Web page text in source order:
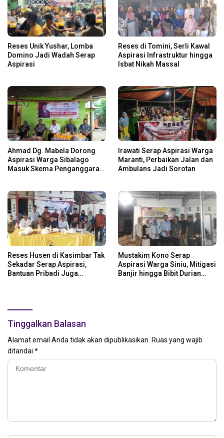
Reses Unik Yushar, Lomba
Domino Jadi Wadah Serap
Aspirasi
Reses di Tomini, Serli Kawal
Aspirasi Infrastruktur hingga
Isbat Nikah Massal
Ahmad Dg. Mabela Dorong
Aspirasi Warga Sibalago
Masuk Skema Penganggaran
Irawati Serap Aspirasi Warga
Maranti, Perbaikan Jalan dan
Ambulans Jadi Sorotan
Reses Husen di Kasimbar Tak
Sekadar Serap Aspirasi,
Bantuan Pribadi Juga
Mustakim Kono Serap
Aspirasi Warga Siniu, Mitigasi
Banjir hingga Bibit Durian
Tinggalkan Balasan
Alamat email Anda tidak akan dipublikasikan. Ruas yang wajib
ditandai *